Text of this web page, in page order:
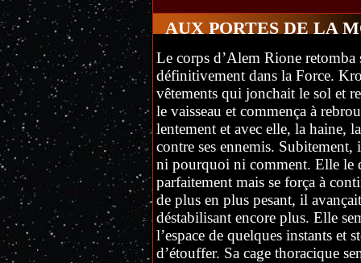
AUX PORTES DE LA
Le corps d’Alem Rione retomba
définitivement dans la Force.
vêtements qui jonchait le sol et
le vaisseau et commença à
lentement et avec elle, la haine,
contre ses ennemis.
ni pourquoi ni comment. Elle le
parfaitement mais se força à
de plus en plus pesant, il
déstabilisant encore plus. Elle
l’espace de quelques instants et
d’étouffer. Sa cage thoracique